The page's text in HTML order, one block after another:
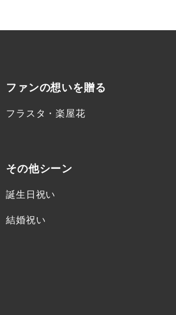
ファンの想いを贈る
フラスタ・楽屋花
その他シーン
誕生日祝い
結婚祝い